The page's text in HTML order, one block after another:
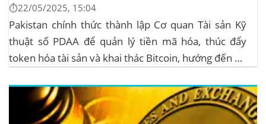
⏱️22/05/2025, 15:04
Pakistan chính thức thành lập Cơ quan Tài sản Kỹ
thuật số PDAA để quản lý tiền mã hóa, thúc đẩy
token hóa tài sản và khai thác Bitcoin, hướng đến hệ
Hóa Mới tại Pakistan Chính phủ Pakistan...